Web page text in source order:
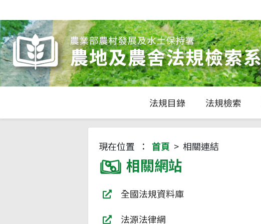
法規目錄 法規檢索
現在位置 ： 首頁 > 相關連結
相關網站
全國法規資料庫
法源法律網